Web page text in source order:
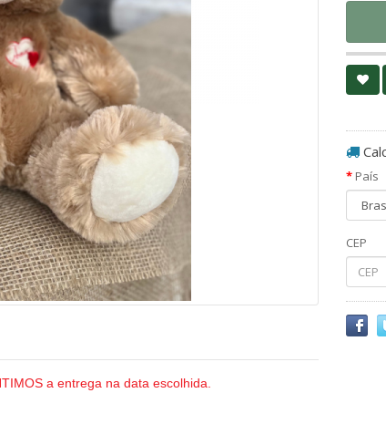
País
CEP
a entrega na data escolhida.